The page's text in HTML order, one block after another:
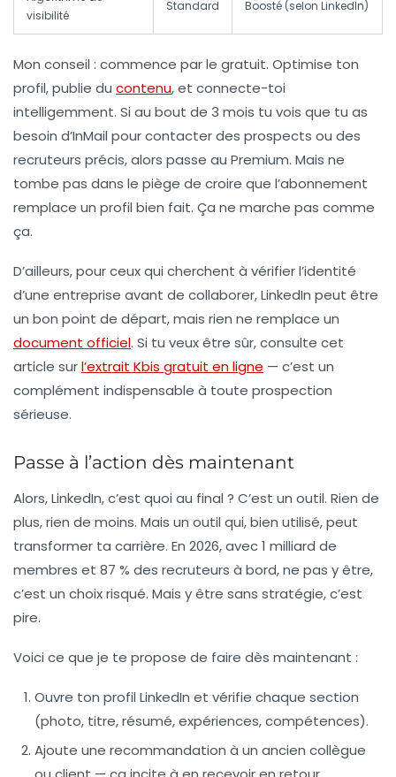
visibilité
Standard Boosté (selon LinkedIn)
Mon conseil : commence par le gratuit. Optimise ton
profil, publie du contenu, et connecte-toi
intelligemment. Si au bout de 3 mois tu vois que tu as
besoin d’InMail pour contacter des prospects ou des
recruteurs précis, alors passe au Premium. Mais ne
tombe pas dans le piège de croire que l’abonnement
remplace un profil bien fait. Ça ne marche pas comme
ça.
D’ailleurs, pour ceux qui cherchent à vérifier l’identité
d’une entreprise avant de collaborer, LinkedIn peut être
un bon point de départ, mais rien ne remplace un
document officiel. Si tu veux être sûr, consulte cet
article surl’extrait Kbis gratuit en ligne — c’est un
complément indispensable à toute prospection
sérieuse.
Passe à l’action dès maintenant
Alors, LinkedIn, c’est quoi au final ? C’est un outil. Rien de
plus, rien de moins. Mais un outil qui, bien utilisé, peut
transformer ta carrière. En 2026, avec 1 milliard de
membres et 87 % des recruteurs à bord, ne pas y être,
c’est un choix risqué. Mais y être sans stratégie, c’est
pire.
Voici ce que je te propose de faire dès maintenant :
Ouvre ton profil LinkedIn et vérifie chaque section
(photo, titre, résumé, expériences, compétences).
Ajoute une recommandation à un ancien collègue